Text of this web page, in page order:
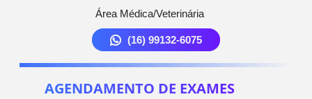
Área Médica/Veterinária
(16) 99132-6075
AGENDAMENTO DE EXAMES